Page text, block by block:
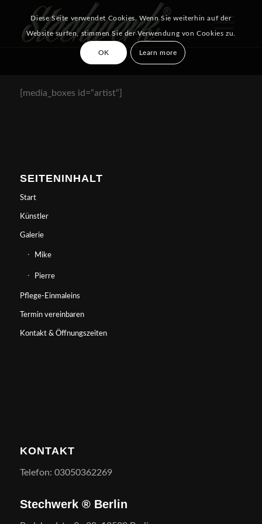
[media_boxes id=“artist“]
SEITENINHALT
Start
Künstler
Galerie
Mike
Pierre
Pflege-Einmaleins
Termin vereinbaren
Kontakt & Öffnungszeiten
KONTAKT
Telefon: 03050362269
Stechwerk ® Berlin
Diese Seite verwendet Cookies. Wenn Sie weiterhin auf der
Website surfen, stimmen Sie der Verwendung von Cookies zu.
OK Learn more